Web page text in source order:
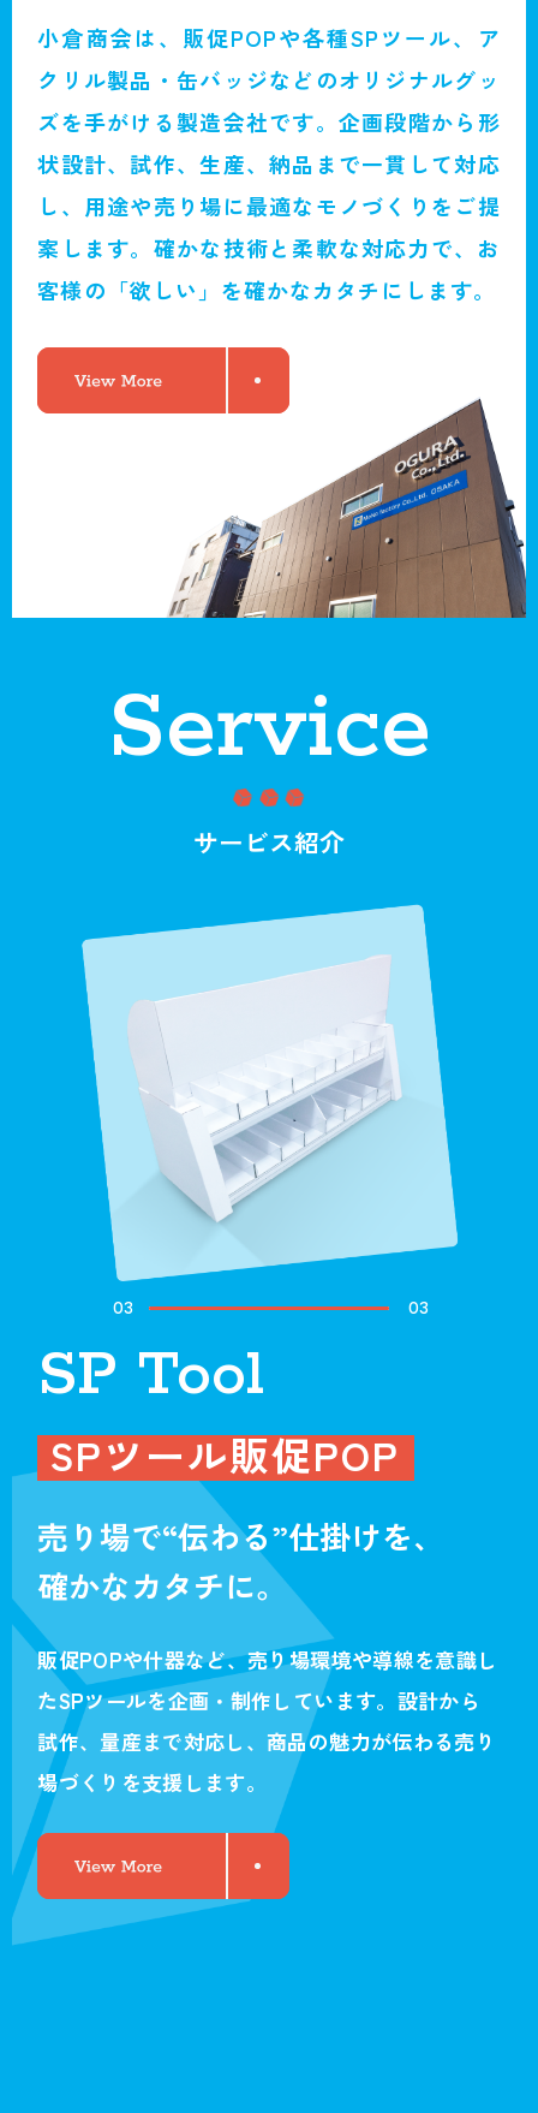
小倉商会は、販促POPや各種SPツール、 ア
クリル製品・缶バッジなどのオリジナルグッ
ズを手がける製造会社です。 企画段階から形
状設計、試作、生産、納品まで一貫して対応
し、 用途や売り場に最適なモノづくりをご提
案します。 確かな技術と柔軟な対応力で、お
客様の「欲しい」を確かなカタチにします。
Service
サービス紹介
03 03
SP Tool
SPツール販促POP
売り場で“伝わる”仕掛けを、
確かなカタチに。
販促POPや什器など、売り場環境や導線を意識し
たSPツールを企画・制作しています。設計から
試作、量産まで対応し、商品の魅力が伝わる売り
場づくりを支援します。